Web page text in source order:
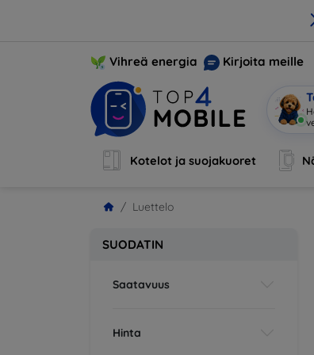
Vihreä energia Kirjoita meille
Kotelot ja suojakuoret
Luettelo
SUODATIN
Saatavuus
Hinta